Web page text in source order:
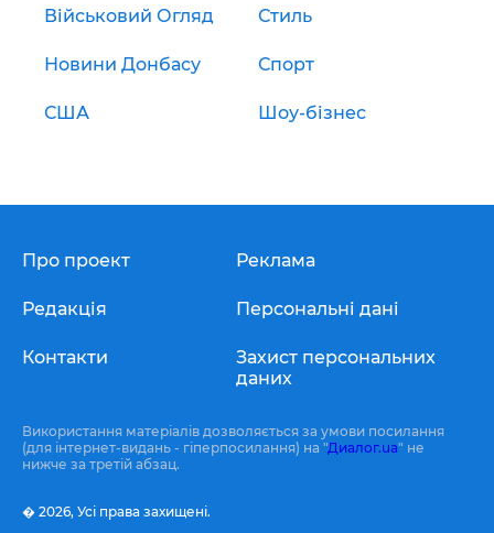
Військовий Огляд Стиль
Новини Донбасу Спорт
США Шоу-бізнес
Про проект
Редакція
Контакти
Реклама
Персональні дані
Захист персональних
даних
Використання матеріалів дозволяється за умови посилання
(для інтернет-видань - гіперпосилання) на "Диалог.ua" не
нижче за третій абзац.
� 2026, Усі права захищені.